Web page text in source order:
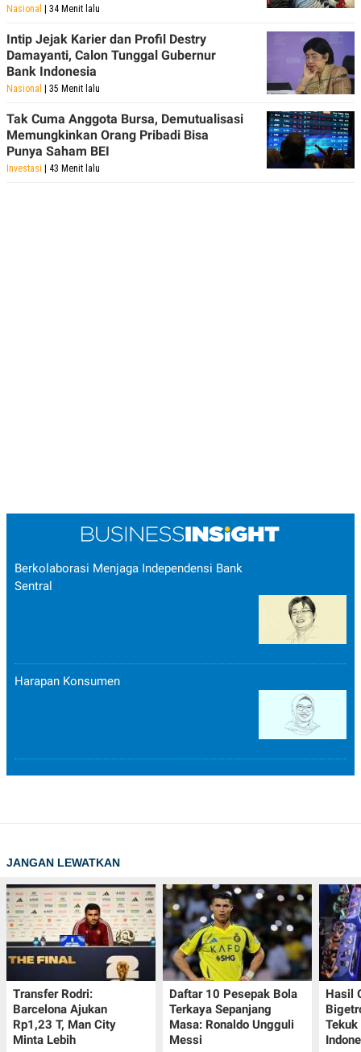
Nasional | 34 Menit lalu
Intip Jejak Karier dan Profil Destry
Damayanti, Calon Tunggal Gubernur
Bank Indonesia
Nasional | 35 Menit lalu
Tak Cuma Anggota Bursa, Demutualisasi
Memungkinkan Orang Pribadi Bisa
Punya Saham BEI
Investasi | 43 Menit lalu
Berkolaborasi Menjaga Independensi Bank
Sentral
Harapan Konsumen
JANGAN LEWATKAN
Transfer Rodri:
Barcelona Ajukan
Rp1,23 T, Man City
Minta Lebih
Daftar 10 Pesepak Bola
Terkaya Sepanjang
Masa: Ronaldo Ungguli
Messi
Hasil